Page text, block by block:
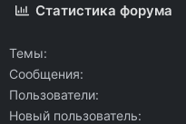
Статистика форума
Темы
Сообщения
Пользователи
Новый пользователь